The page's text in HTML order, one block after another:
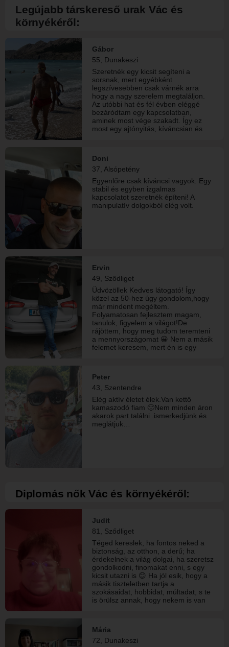
termál vízben üldögélést, romantikus
összebújást.
Legújabb társkereső urak Vác és
környékéről:
Gábor
55, Dunakeszi
Szeretnék egy kicsit segíteni a
sorsnak, mert egyébként
legszívesebben csak várnék arra
hogy a nagy szerelem megtaláljon.
Az utóbbi hat és fél évben eléggé
bezáródtam egy kapcsolatban,
aminek most vége szakadt. Így ez
most egy ajtónyitás, kíváncsian és
kapcsolattal.
Doni
37, Alsópetény
Egyenlőre csak kíváncsi vagyok. Egy
stabil és egyben izgalmas
kapcsolatot szeretnék építeni! A
manipulatív dolgokból elég volt.
Ervin
49, Sződliget
Üdvözöllek Kedves látogató! Így
közel az 50-hez úgy gondolom,hogy
már mindent megéltem.
Folyamatosan fejlesztem magam,
tanulok, figyelem a világot!De
rájöttem, hogy meg tudom teremteni
a mennyországomat 😀 Nem a másik
felemet keresem, mert én is egy
Peter
43, Szentendre
Elég aktív életet élek.Van kettő
kamaszodó fiam 🙂Nem minden áron
akarok part találni .ismerkedjünk és
meglátjuk…
Diplomás nők Vác és környékéről:
Judit
81, Sződliget
Téged kereslek, ha fontos neked a
biztonság, az otthon, a derű; ha
érdekelnek a világ dolgai, ha szeretsz
gondolkodni, finomakat enni, s egy
kicsit utazni is 😊 Ha jól esik, hogy a
másik tiszteletben tartja a
szokásaidat, hobbidat, múltadat, s te
is örülsz annak, hogy nekem is van
együtt jobb - akkor írj nekem! Várom.
Mária
72, Dunakeszi